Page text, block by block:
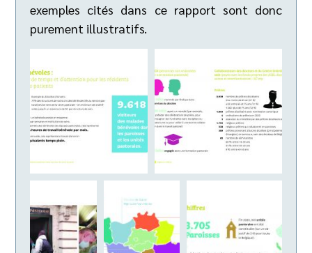
exemples cités dans ce rapport sont donc
purement illustratifs.